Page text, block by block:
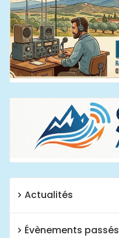
Actualités
Évènements passés